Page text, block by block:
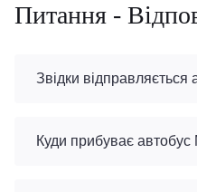
Питання -
Звідки відправляється
Куди прибуває автобус